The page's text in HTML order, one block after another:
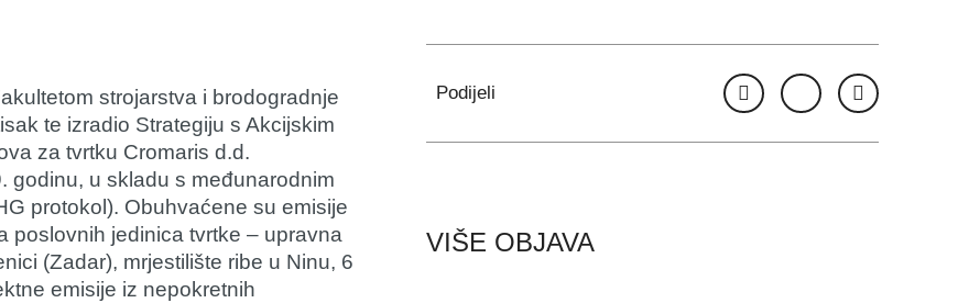
strojarstva i brodogradnje
te izradio Strategiju s Akcijskim
za tvrtku Cromaris d.d.
godinu, u skladu s međunarodnim
protokol). Obuhvaćene su emisije
poslovnih jedinica tvrtke – upravna
(Zadar), mrjestilište ribe u Ninu, 6
emisije iz nepokretnih
Podijeli
VIŠE OBJAVA